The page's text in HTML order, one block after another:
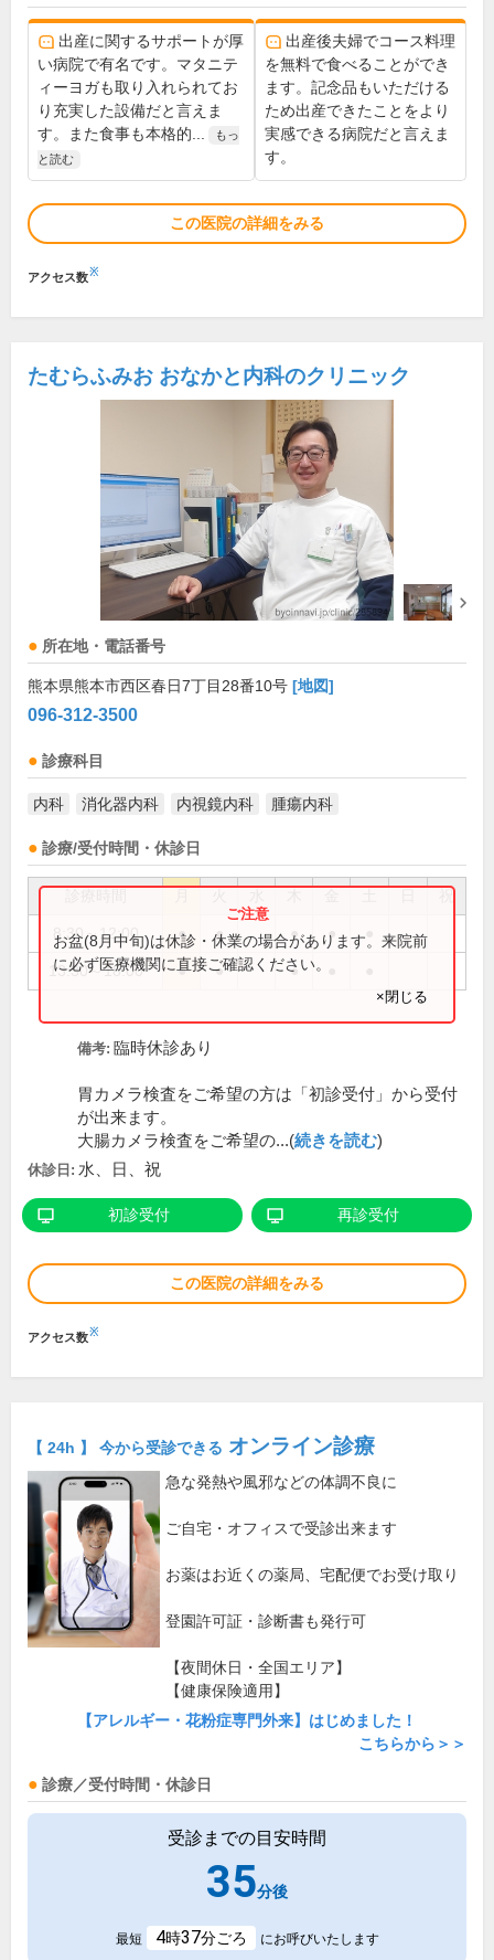
出産に関するサポートが厚
い病院で有名です。マタニテ
ィーヨガも取り入れられてお
り充実した設備だと言えま
す。また食事も本格的...
もっ
と読む
出産後夫婦でコース料理
を無料で食べることができ
ます。記念品もいただける
ため出産できたことをより
実感できる病院だと言えま
す。
この医院の詳細をみる
アクセス数※
たむらふみお おなかと内科のクリニック
所在地・電話番号
熊本県熊本市西区春日7丁目28番10号 [地図]
096-312-3500
診療科目
内科 消化器内科 内視鏡内科 腫瘍内科
診療/受付時間・休診日
祝
8:30～12:00 ● ● ● ●
13:30～18:00 ● ● ●
お盆(8月中旬)は休診・休業の場合があります。来院前
に必ず医療機関に直接ご確認ください。
×閉じる
備考: 臨時休診あり
胃カメラ検査をご希望の方は「初診受付」から受付
が出来ます。
大腸カメラ検査をご希望の...(続きを読む)
休診日: 水、日、祝
初診受付 再診受付
この医院の詳細をみる
アクセス数※
【 24h 】 今から受診できる オンライン診療
急な発熱や風邪などの体調不良に
ご自宅・オフィスで受診出来ます
お薬はお近くの薬局、宅配便でお受け取り
登園許可証・診断書も発行可
【夜間休日・全国エリア】
【健康保険適用】
【アレルギー・花粉症専門外来】はじめました！
こちらから＞＞
診療／受付時間・休診日
受診までの目安時間
35分後
最短 4時37分ごろ にお呼びいたします